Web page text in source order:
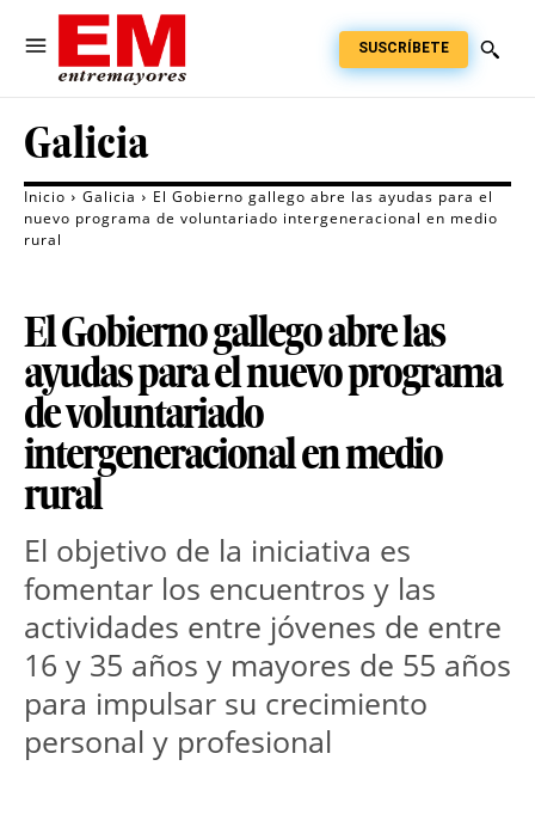
SUSCRÍBETE
Galicia
Inicio Galicia
El Gobierno gallego abre las ayudas para el
nuevo programa de voluntariado intergeneracional en medio
rural
El Gobierno gallego abre las
ayudas para el nuevo programa
de voluntariado
intergeneracional en medio
rural
El objetivo de la iniciativa es
fomentar los encuentros y las
actividades entre jóvenes de entre
16 y 35 años y mayores de 55 años
para impulsar su crecimiento
personal y profesional